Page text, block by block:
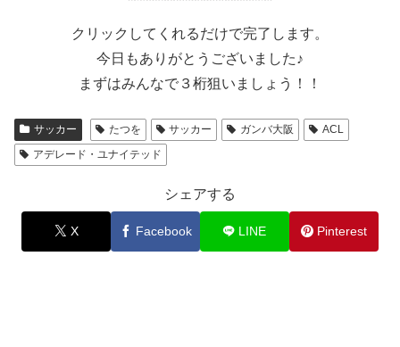
クリックしてくれるだけで完了します。
今日もありがとうございました♪
まずはみんなで３桁狙いましょう！！
サッカー たつを サッカー ガンバ大阪
ACL
アデレード・ユナイテッド
シェアする
X Facebook LINE Pinterest